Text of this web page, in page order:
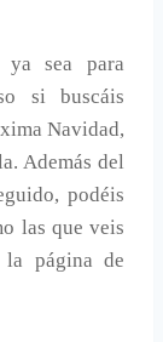
ya sea para
si buscáis
Navidad,
Además del
podéis
las que veis
página de